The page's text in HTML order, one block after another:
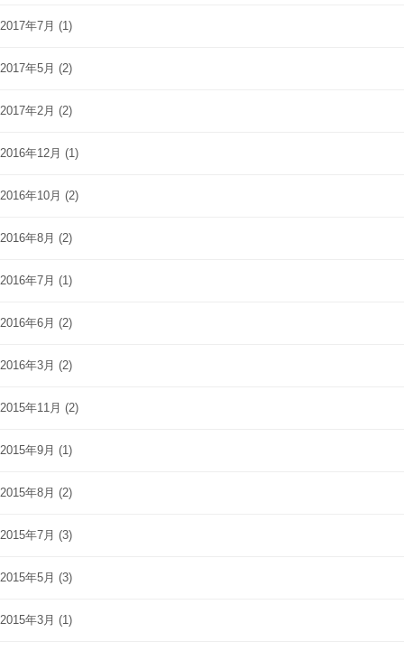
2017年7月 (1)
2017年5月 (2)
2017年2月 (2)
2016年12月 (1)
2016年10月 (2)
2016年8月 (2)
2016年7月 (1)
2016年6月 (2)
2016年3月 (2)
2015年11月 (2)
2015年9月 (1)
2015年8月 (2)
2015年7月 (3)
2015年5月 (3)
2015年3月 (1)